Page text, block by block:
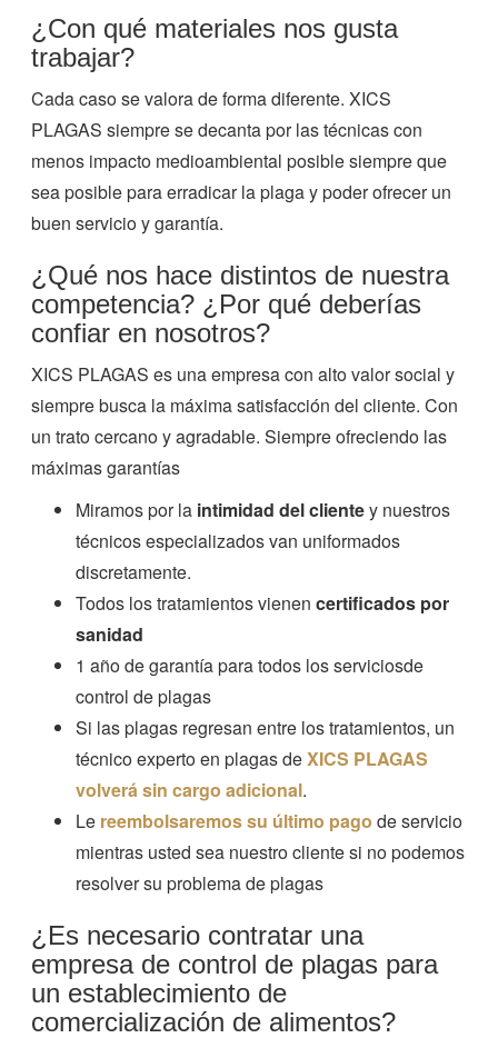
¿Con qué materiales nos gusta
trabajar?
Cada caso se valora de forma diferente. XICS
PLAGAS siempre se decanta por las técnicas con
menos impacto medioambiental posible siempre que
sea posible para erradicar la plaga y poder ofrecer un
buen servicio y garantía.
¿Qué nos hace distintos de nuestra
competencia? ¿Por qué deberías
confiar en nosotros?
XICS PLAGAS es una empresa con alto valor social y
siempre busca la máxima satisfacción del cliente. Con
un trato cercano y agradable. Siempre ofreciendo las
máximas garantías
Miramos por la intimidad del clientey nuestros
técnicos especializados van uniformados
discretamente.
Todos los tratamientos vienencertificados por
sanidad
1 año de garantía para todos los serviciosde
control de plagas
Si las plagas regresan entre los tratamientos, un
técnico experto en plagas deXICS PLAGAS
volverá sin cargo adicional.
Le reembolsaremos su último pago de servicio
mientras usted sea nuestro cliente si no podemos
resolver su problema de plagas
¿Es necesario contratar una
empresa de control de plagas para
un establecimiento de
comercialización de alimentos?